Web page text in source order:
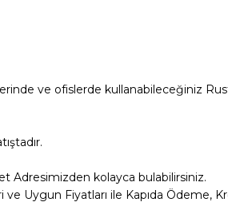
ve ofislerde kullanabileceğiniz
Adresimizden kolayca bulabilirsiniz.
Uygun Fiyatları ile Kapıda Ödeme,